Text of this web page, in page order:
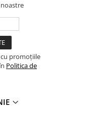
promoțiile
Politica de